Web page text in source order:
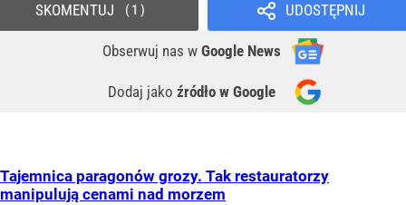
UDOSTĘPNIJ
Obserwuj nas w Google News
Dodaj jako źródło w Google
SKOMENTUJ 1
Tajemnica paragonów grozy. Tak restauratorzy
manipulują cenami nad morzem